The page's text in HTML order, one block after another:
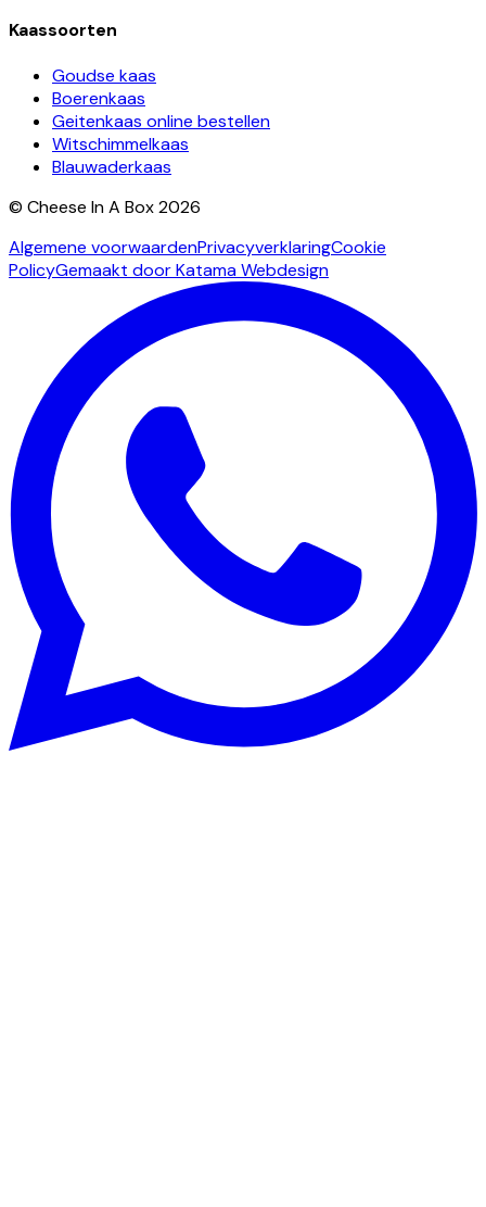
Kaassoorten
Goudse kaas
Boerenkaas
Geitenkaas online bestellen
Witschimmelkaas
Blauwaderkaas
© Cheese In A Box 2026
Algemene voorwaardenPrivacyverklaringCookie
PolicyGemaakt door Katama Webdesign